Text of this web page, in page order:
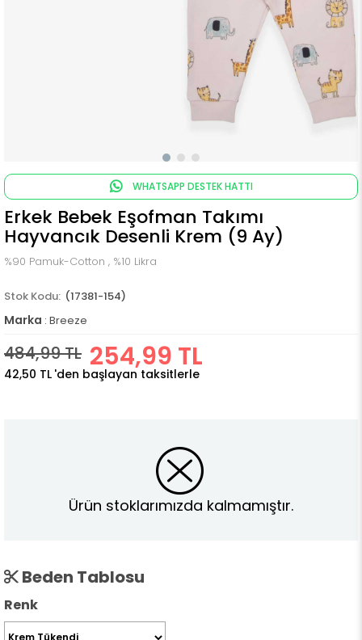
WHATSAPP DESTEK HATTI
Erkek Bebek Eşofman Takımı
Hayvancık Desenli Krem (9 Ay)
%90 Pamuk-Cotton , %10 Likra
(17381-154)
Marka : Breeze
484,99 TL 254,99 TL
42,50 TL 'den başlayan taksitlerle
Ürün stoklarımızda kalmamıştır.
Beden Tablosu
Renk